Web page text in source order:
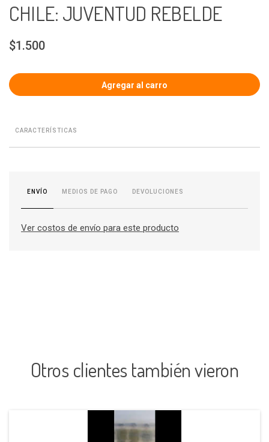
CHILE: JUVENTUD REBELDE
$1.500
CARACTERÍSTICAS
ENVÍO MEDIOS DE PAGO DEVOLUCIONES
Ver costos de envío para este producto
Otros clientes también vieron